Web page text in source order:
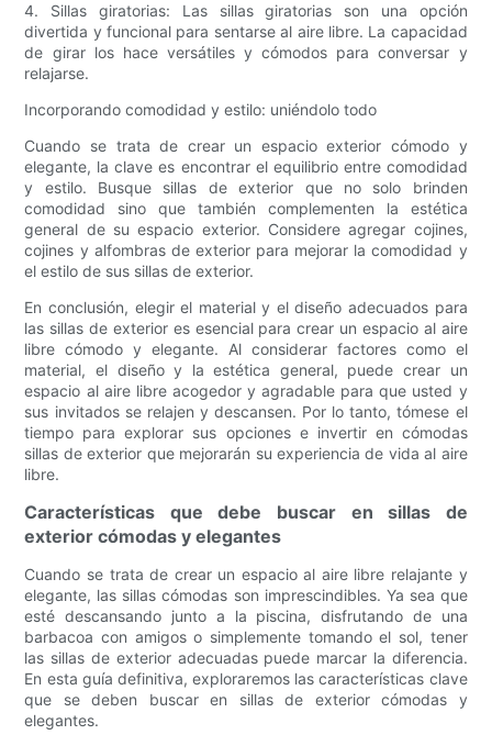
4. Sillas giratorias: Las sillas giratorias son una opción
divertida y funcional para sentarse al aire libre. La capacidad
de girar los hace versátiles y cómodos para conversar y
relajarse.
Incorporando comodidad y estilo: uniéndolo todo
Cuando se trata de crear un espacio exterior cómodo y
elegante, la clave es encontrar el equilibrio entre comodidad
y estilo. Busque sillas de exterior que no solo brinden
comodidad sino que también complementen la estética
general de su espacio exterior. Considere agregar cojines,
cojines y alfombras de exterior para mejorar la comodidad y
el estilo de sus sillas de exterior.
En conclusión, elegir el material y el diseño adecuados para
las sillas de exterior es esencial para crear un espacio al aire
libre cómodo y elegante. Al considerar factores como el
material, el diseño y la estética general, puede crear un
espacio al aire libre acogedor y agradable para que usted y
sus invitados se relajen y descansen. Por lo tanto, tómese el
tiempo para explorar sus opciones e invertir en cómodas
sillas de exterior que mejorarán su experiencia de vida al aire
libre.
Características que debe buscar en sillas de
exterior cómodas y elegantes
Cuando se trata de crear un espacio al aire libre relajante y
elegante, las sillas cómodas son imprescindibles. Ya sea que
esté descansando junto a la piscina, disfrutando de una
barbacoa con amigos o simplemente tomando el sol, tener
las sillas de exterior adecuadas puede marcar la diferencia.
En esta guía definitiva, exploraremos las características clave
que se deben buscar en sillas de exterior cómodas y
elegantes.